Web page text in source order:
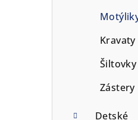
Kravaty
Šiltovky
Zástery
Detské